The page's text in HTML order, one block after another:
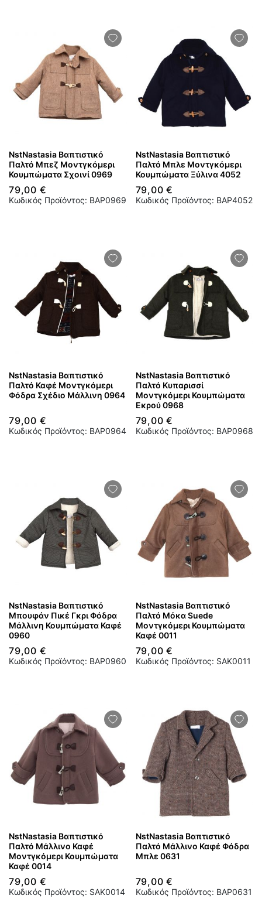
NstNastasia Βαπτιστικό
Παλτό Μπεζ Μοντγκόμερι
Κουμπώματα Σχοινί 0969
79,00 €
Κωδικός Προϊόντος: BAP0969
NstNastasia Βαπτιστικό
Παλτό Μπλε Μοντγκόμερι
Κουμπώματα Ξύλινα 4052
79,00 €
Κωδικός Προϊόντος: BAP4052
NstNastasia Βαπτιστικό
Παλτό Καφέ Μοντγκόμερι
Φόδρα Σχέδιο Μάλλινη 0964
79,00 €
Κωδικός Προϊόντος: BAP0964
NstNastasia Βαπτιστικό
Παλτό Κυπαρισσί
Μοντγκόμερι Κουμπώματα
Εκρού 0968
79,00 €
Κωδικός Προϊόντος: BAP0968
NstNastasia Βαπτιστικό
Μπουφάν Πικέ Γκρι Φόδρα
Μάλλινη Κουμπώματα Καφέ
0960
79,00 €
Κωδικός Προϊόντος: BAP0960
NstNastasia Βαπτιστικό
Παλτό Μόκα Suede
Μοντγκόμερι Κουμπώματα
Καφέ 0011
79,00 €
Κωδικός Προϊόντος: SAK0011
NstNastasia Βαπτιστικό
Παλτό Μάλλινο Καφέ
Μοντγκόμερι Κουμπώματα
Καφέ 0014
79,00 €
Κωδικός Προϊόντος: SAK0014
NstNastasia Βαπτιστικό
Παλτό Μάλλινο Καφέ Φόδρα
Μπλε 0631
79,00 €
Κωδικός Προϊόντος: BAP0631